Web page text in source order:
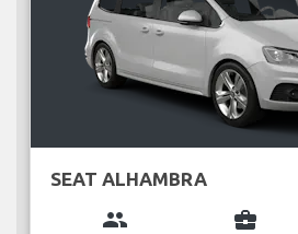
SEAT ALHAMBRA
group business_center